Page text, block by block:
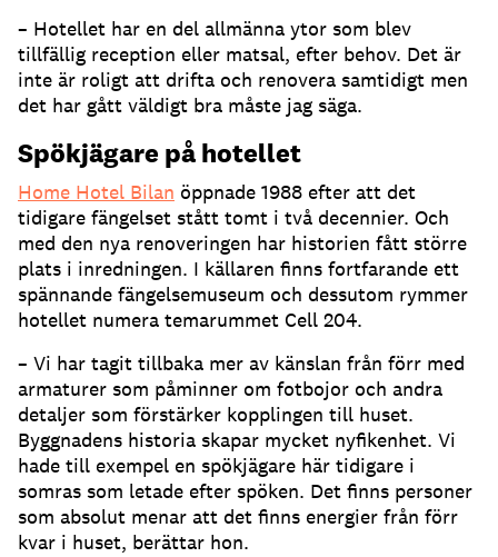
– Hotellet har en del allmänna ytor som blev
tillfällig reception eller matsal, efter behov. Det är
inte är roligt att drifta och renovera samtidigt men
det har gått väldigt bra måste jag säga.
Spökjägare på hotellet
Home Hotel Bilan öppnade 1988 efter att det
tidigare fängelset stått tomt i två decennier. Och
med den nya renoveringen har historien fått större
plats i inredningen. I källaren finns fortfarande ett
spännande fängelsemuseum och dessutom rymmer
hotellet numera temarummet Cell 204.
– Vi har tagit tillbaka mer av känslan från förr med
armaturer som påminner om fotbojor och andra
detaljer som förstärker kopplingen till huset.
Byggnadens historia skapar mycket nyfikenhet. Vi
hade till exempel en spökjägare här tidigare i
somras som letade efter spöken. Det finns personer
som absolut menar att det finns energier från förr
kvar i huset, berättar hon.